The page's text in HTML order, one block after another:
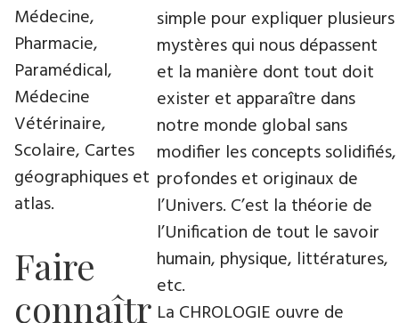
simple pour expliquer plusieurs
mystères qui nous dépassent
et la manière dont tout doit
exister et apparaître dans
notre monde global sans
modifier les concepts solidifiés,
profondes et originaux de
l’Univers. C’est la théorie de
l’Unification de tout le savoir
humain, physique, littératures,
etc.
La CHROLOGIE ouvre de
Médecine,
Pharmacie,
Paramédical,
Médecine
Vétérinaire,
Scolaire, Cartes
géographiques et
atlas.
Faire
connaîtr